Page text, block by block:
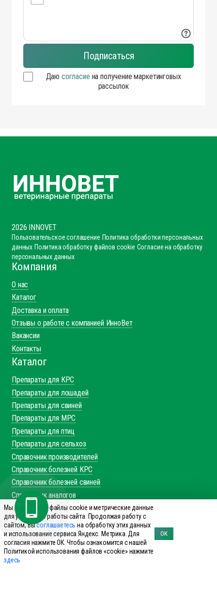
Даю согласие на получение маркетинговых
рассылок
2026 INNOVET
Пользовательское соглашение Политика обработки персональных
данных Политика обработку файлов cookie Согласие на обработку
персональных данных
Компания
О нас
Каталог
Доставка и оплата
Отзывы о работе с компанией ИнноВет
Вакансии
Контакты
Каталог
Препараты для КРС
Препараты для лошадей
Препараты для свиней
Препараты для МРС
Препараты для птиц
Препараты для сельхоз
Справочник производителей
Справочник болезней КРС
Справочник болезней свиней
Справочник аналогов
+7 (495) 644-19-69
Заказать звонок
143960 Реутов, ул. Фабричная дом 8
office@innovet.ru
Мы используем файлы cookie и метрические данные
для улучшения работы сайта. Продолжая работу с
сайтом, Высоглашаетесь на обработку этих данных
и использование сервиса Яндекс. Метрика. Для
согласия нажмите ОК. Чтобы ознакомится с нашей
Политикой использования файлов «cookie» нажмите
здесь
ОК